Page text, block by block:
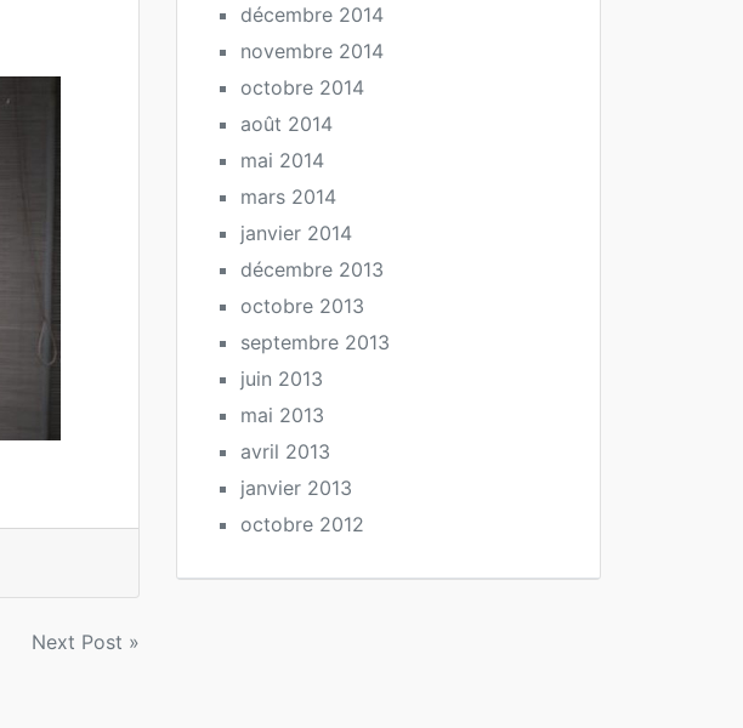
Next Post »
décembre 2014
novembre 2014
octobre 2014
août 2014
mai 2014
mars 2014
janvier 2014
décembre 2013
octobre 2013
septembre 2013
juin 2013
mai 2013
avril 2013
janvier 2013
octobre 2012